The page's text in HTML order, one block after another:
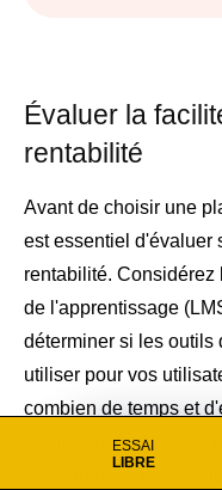
ESSAI
LIBRE
Évaluer la
rentabilité
Avant de choisir une
est essentiel d'évaluer
rentabilité.
de l'apprentissage
déterminer si les outils
utiliser pour vos
combien de temps et
apprendre à utiliser la